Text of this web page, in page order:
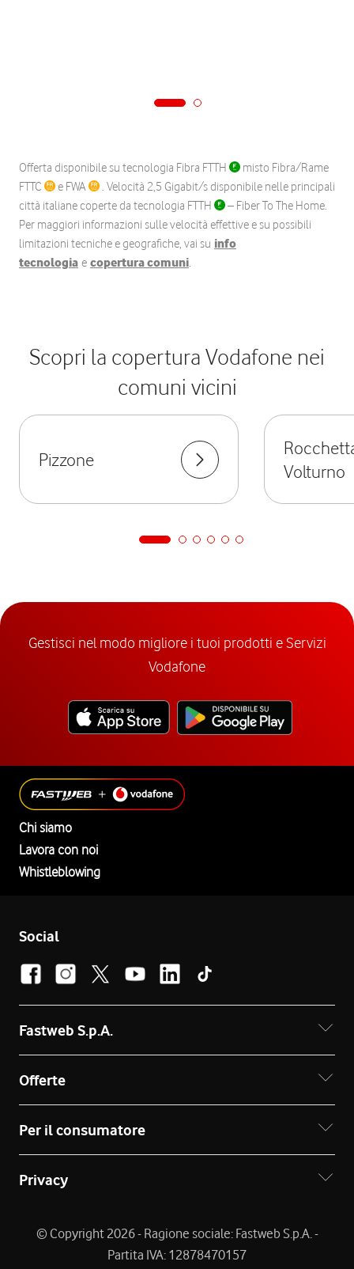
Offerta disponibile su tecnologia Fibra FTTH
misto Fibra/Rame
FTTC
e FWA
. Velocità 2,5 Gigabit/s disponibile nelle principali
città italiane coperte da tecnologia FTTH
– Fiber To The Home.
Per maggiori informazioni sulle velocità effettive e su possibili
limitazioni tecniche e geografiche, vai su info
tecnologia e copertura comuni.
Scopri la copertura Vodafone nei
comuni vicini
Pizzone
Volturno
Gestisci nel modo migliore i tuoi prodotti e Servizi
Vodafone
Chi siamo
Lavora con noi
Whistleblowing
Social
Fastweb S.p.A.
Offerte
Per il consumatore
Privacy
© Copyright 2026 - Ragione sociale: Fastweb S.p.A. -
Partita IVA: 12878470157